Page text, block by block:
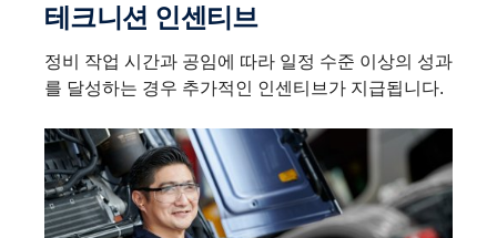
테크니션 인센티브
정비 작업 시간과 공임에 따라 일정 수준 이상의 성과
를 달성하는 경우 추가적인 인센티브가 지급됩니다.